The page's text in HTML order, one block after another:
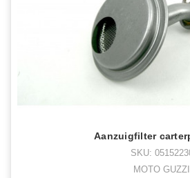
Aanzuigfilter
SKU:
MOTO GUZZI